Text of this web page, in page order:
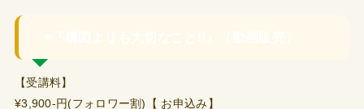
【受講料】
¥3,900-円(フォロワー割)【 お申込み】